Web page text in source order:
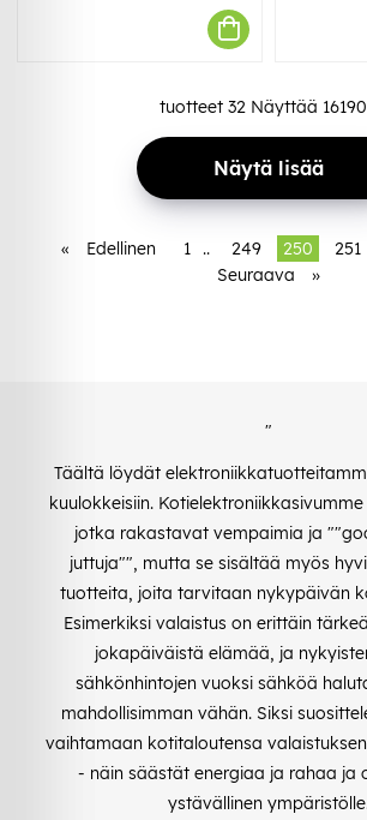
tuotteet 32 Näyttää 16190
Näytä lisää
« Edellinen 1 .. 249 250 251
Seuraava
»
"
Täältä löydät
kuulokkeisiin.
jotka rakastavat vempaimia ja
juttuja"", mutta se sisältää myös
tuotteita, joita tarvitaan nykypäivän
Esimerkiksi valaistus on erittäin
jokapäiväistä elämää, ja
sähkönhintojen vuoksi sähköä
mahdollisimman vähän. Siksi
vaihtamaan kotitaloutensa
- näin säästät energiaa ja rahaa ja
ystävällinen